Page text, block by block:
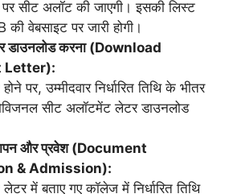
सीट अलॉट की जाएगी। इसकी लिस्ट
की वेबसाइट पर जारी होगी।
डाउनलोड करना (Download
Letter):
पर, उम्मीदवार निर्धारित तिथि के भीतर
सीट अलॉटमेंट लेटर डाउनलोड
और प्रवेश (Document
& Admission):
में बताए गए कॉलेज में निर्धारित तिथि